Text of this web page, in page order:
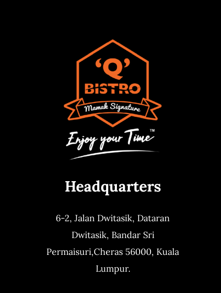
Headquarters
6-2, Jalan Dwitasik, Dataran
Dwitasik, Bandar Sri
Permaisuri,Cheras 56000, Kuala
Lumpur.